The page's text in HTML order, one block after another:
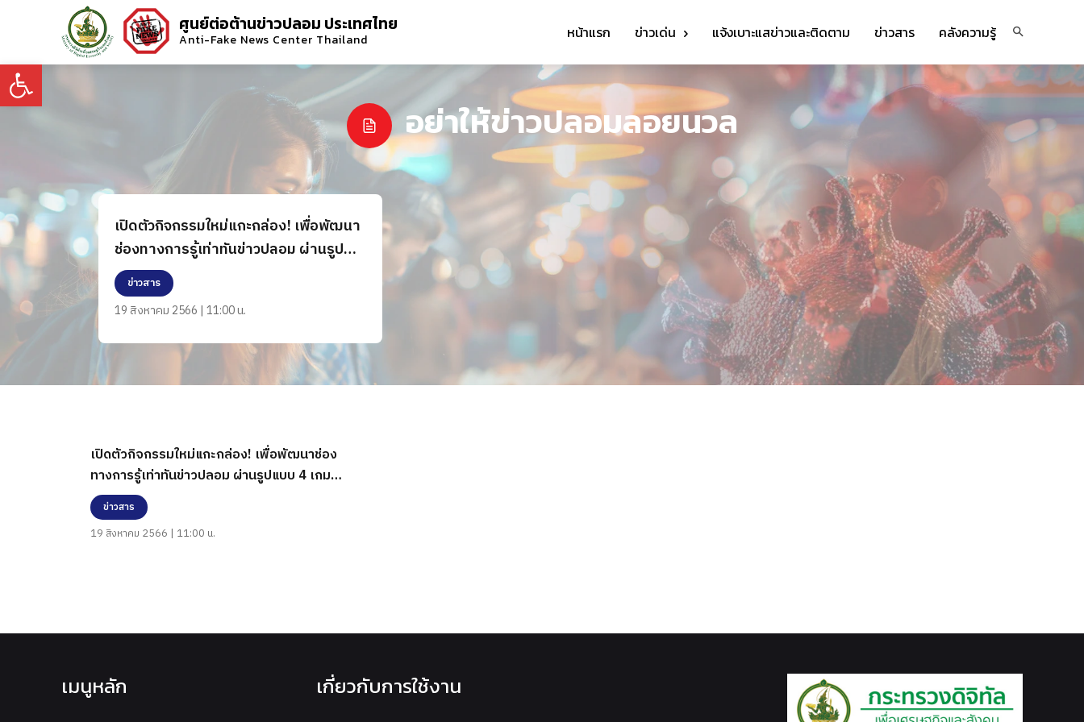
Open toolbar
ศูนย์ต่อต้านข่าวปลอม ประเทศไทย
Anti-Fake News Center Thailand หน้าแรก ข่าวเด่น แจ้งเบาะแสข่าวและติดตาม ข่าวสาร คลังความรู้
อย่าให้ข่าวปลอมลอยนวล
เปิดตัวกิจกรรมใหม่แกะกล่อง! เพื่อพัฒนา
ช่องทางการรู้เท่าทันข่าวปลอม ผ่านรูป
แบบ 4 เกมสุดสร้างสรรค์
ข่าวสาร
19 สิงหาคม 2566 | 11:00 น.
เปิดตัวกิจกรรมใหม่แกะกล่อง! เพื่อพัฒนาช่อง
ทางการรู้เท่าทันข่าวปลอม ผ่านรูปแบบ 4 เกม
สุดสร้างสรรค์
ข่าวสาร
19 สิงหาคม 2566 | 11:00 น.
เมนูหลัก เกี่ยวกับการใช้งาน